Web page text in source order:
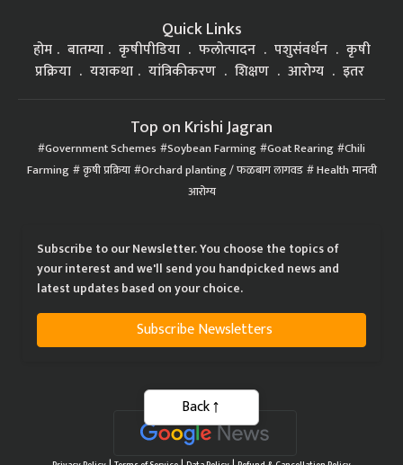
Quick Links
होम बातम्या कृषीपीडिया फलोत्पादन पशुसंवर्धन
कृषी
प्रक्रिया
यशकथा यांत्रिकीकरण शिक्षण आरोग्य इतर
Top on Krishi Jagran
Government Schemes Soybean Farming Goat Rearing Chili
Farming कृषी प्रक्रिया Orchard planting / फळबाग लागवड Health मानवी
आरोग्य
Subscribe to our Newsletter. You choose the topics of
your interest and we'll send you handpicked news and
latest updates based on your choice.
Subscribe Newsletters
Back